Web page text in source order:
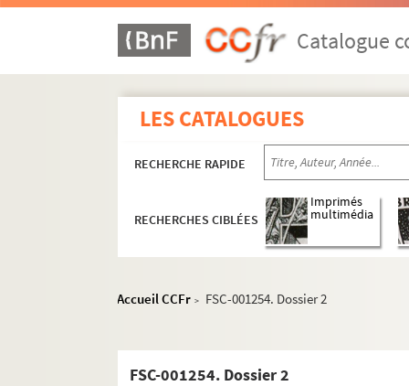
Catalogue
LES CATALOGUES
RECHERCHE RAPIDE
RECHERCHES CIBLÉES
Imprimés
multimédia
Accueil CCFr > FSC-001254. Dossier 2
FSC-001254. Dossier 2
D
E
F
I
K
FSC-001245. Laborde, Guillaume
FSC-001246. Ladrier, Eddy